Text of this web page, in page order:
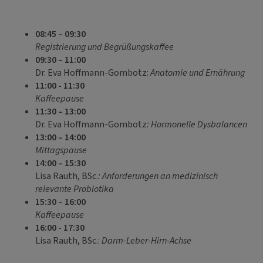
08:45 – 09:30
Registrierung und Begrüßungskaffee
09:30 – 11:00
Dr. Eva Hoffmann-Gombotz:Anatomie und Ernährung
11:00 - 11:30
Kaffeepause
11:30 – 13:00
Dr. Eva Hoffmann-Gombotz: Hormonelle Dysbalancen
13:00 – 14:00
Mittagspause
14:00 – 15:30
Lisa Rauth, BSc.: Anforderungen an medizinisch
relevante Probiotika
15:30 – 16:00
Kaffeepause
16:00 - 17:30
Lisa Rauth, BSc.:Darm-Leber-Hirn-Achse